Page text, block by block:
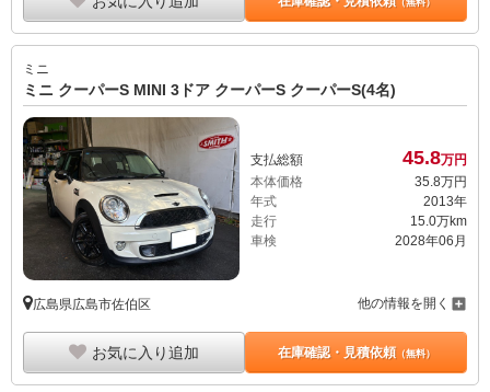
（無料）
ミニ
ミニ クーパーS MINI 3ドア クーパーS クーパーS(4名)
支払総額 45.8万円
本体価格
35.8万円
年式
2013年
走行
15.0万km
車検
2028年06月
広島県広島市佐伯区 他の情報を開く
お気に入り追加 在庫確認・見積依頼（無料）